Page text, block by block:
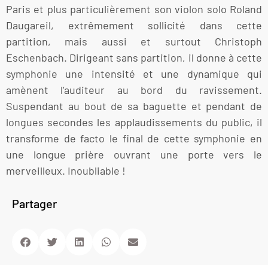
Paris et plus particulièrement son violon solo Roland
Daugareil, extrêmement sollicité dans cette
partition, mais aussi et surtout Christoph
Eschenbach. Dirigeant sans partition, il donne à cette
symphonie une intensité et une dynamique qui
amènent l’auditeur au bord du ravissement.
Suspendant au bout de sa baguette et pendant de
longues secondes les applaudissements du public, il
transforme de facto le final de cette symphonie en
une longue prière ouvrant une porte vers le
merveilleux. Inoubliable !
Partager